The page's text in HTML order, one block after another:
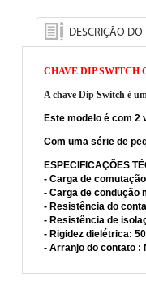
DESCRIÇÃO DO
CHAVE DIP SWITCH
A chave Dip Switch é
Este modelo é com 2
Com uma série de
ESPECIFICAÇÕES
- Carga de
- Carga de condução
- Resistência do
- Resistência de
- Rigidez dielétrica:
- Arranjo do contato :